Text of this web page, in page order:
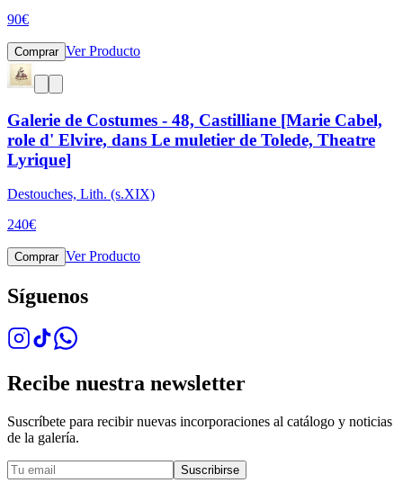
90€
Comprar Ver Producto
Galerie de Costumes - 48, Castilliane [Marie Cabel,
role d' Elvire, dans Le muletier de Tolede, Theatre
Lyrique]
Destouches, Lith. (s.XIX)
240€
Comprar Ver Producto
Síguenos
Recibe nuestra newsletter
Suscríbete para recibir nuevas incorporaciones al catálogo y noticias
de la galería.
Suscribirse